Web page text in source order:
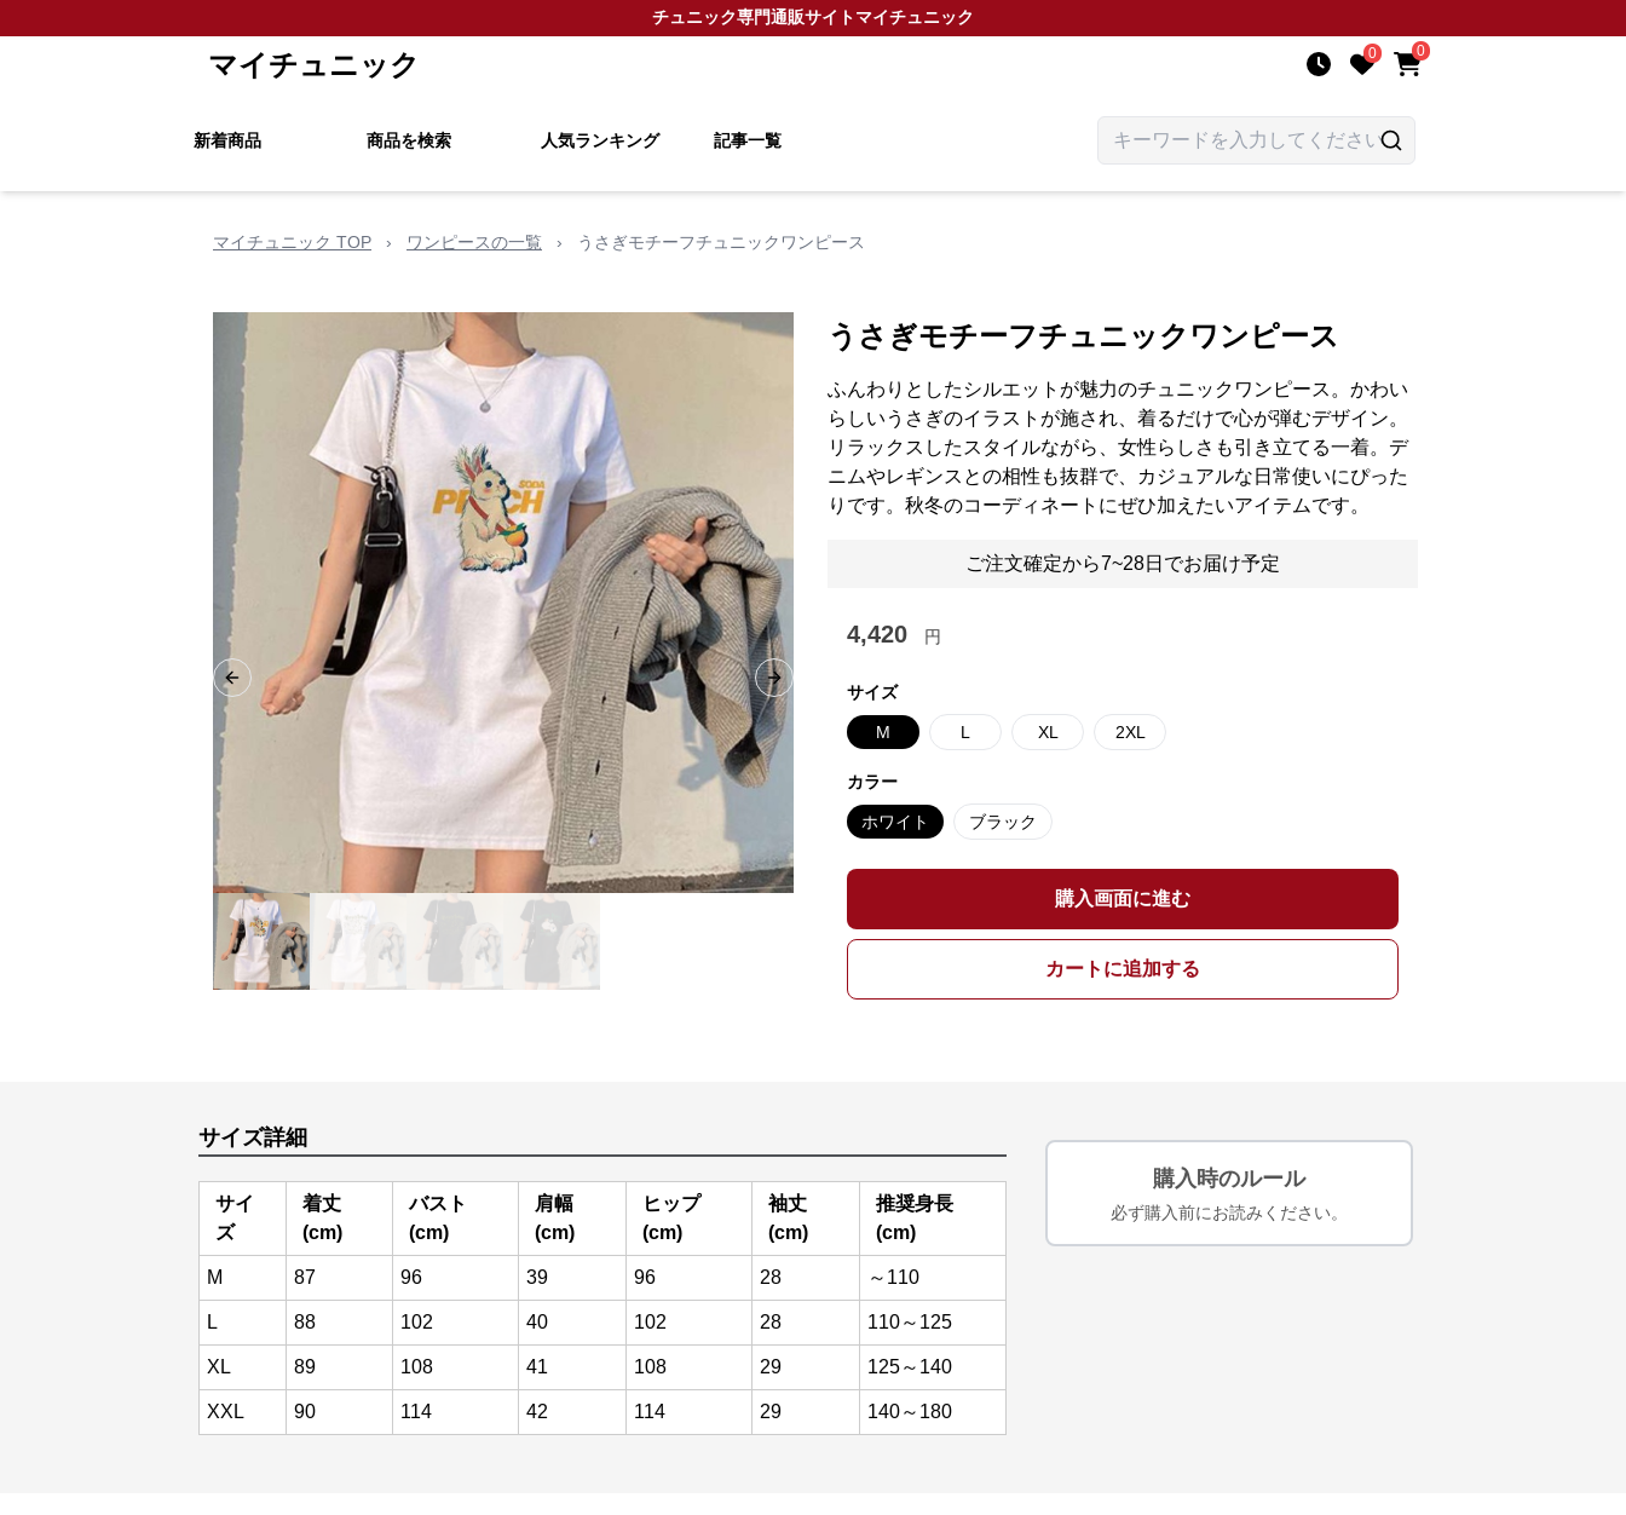
チュニック専門通販サイトマイチュニック
マイチュニック 0 0
新着商品 商品を検索 人気ランキング 記事一覧
マイチュニック TOP › ワンピースの一覧 › うさぎモチーフチュニックワンピース
Previous slide Next slide
うさぎモチーフチュニックワンピース
ふんわりとしたシルエットが魅力のチュニックワンピース。かわい
らしいうさぎのイラストが施され、着るだけで心が弾むデザイン。
リラックスしたスタイルながら、女性らしさも引き立てる一着。デ
ニムやレギンスとの相性も抜群で、カジュアルな日常使いにぴった
りです。秋冬のコーディネートにぜひ加えたいアイテムです。
ご注文確定から7~28日でお届け予定
4,420 円
サイズ
M L XL 2XL
カラー
ホワイト ブラック
購入画面に進む
カートに追加する
サイズ詳細
サイ
ズ
着丈
(cm)
バスト
(cm)
肩幅
(cm)
ヒップ
(cm)
袖丈
(cm)
推奨身長
(cm)
M 87 96 39 96 28 ～110
L 88 102 40 102 28 110～125
XL 89 108 41 108 29 125～140
XXL 90 114 42 114 29 140～180
購入時のルール
必ず購入前にお読みください。